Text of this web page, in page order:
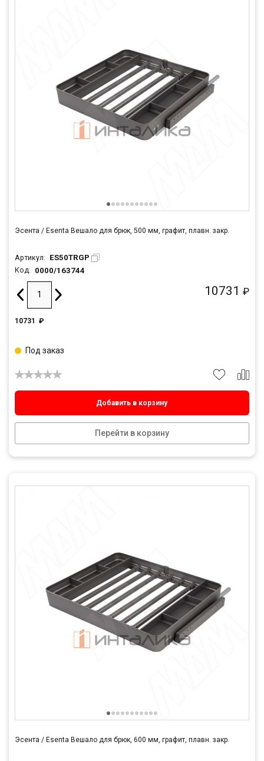
Эсента / Esenta Вешало для брюк, 500 мм, графит, плавн. закр.
Артикул: ES50TRGP
Код: 0000/163744
10731 ₽
10731 ₽
Добавить в корзину
Перейти в корзину
Под заказ
Эсента / Esenta Вешало для брюк, 600 мм, графит, плавн. закр.